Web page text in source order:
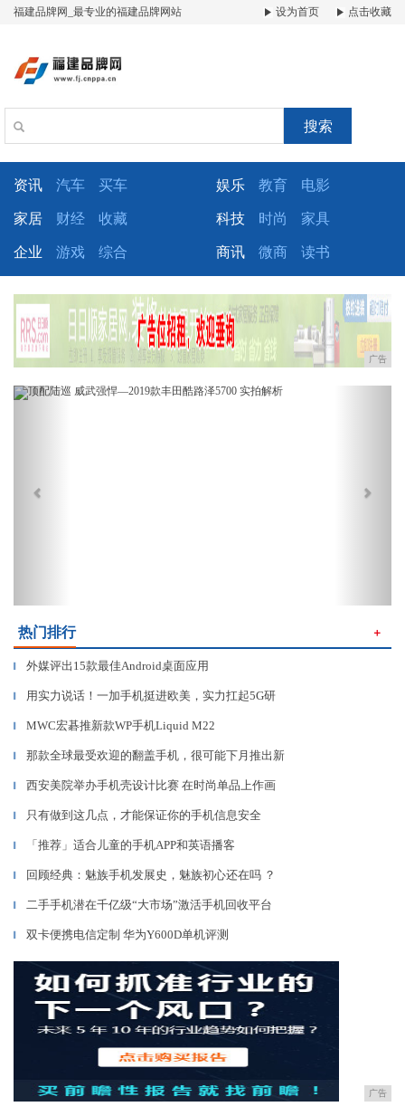
福建品牌网_最专业的福建品牌网站 设为首页 点击收藏
搜索
资讯 汽车 买车 娱乐 教育 电影
家居 财经 收藏 科技 时尚 家具
企业 游戏 综合 商讯 微商 读书
广告
Previous
热门排行 ＋
▎ 外媒评出15款最佳Android桌面应用
▎ 用实力说话！一加手机挺进欧美，实力扛起5G研
▎ MWC宏碁推新款WP手机Liquid M22
▎ 那款全球最受欢迎的翻盖手机，很可能下月推出新
▎ 西安美院举办手机壳设计比赛 在时尚单品上作画
▎ 只有做到这几点，才能保证你的手机信息安全
▎ 「推荐」适合儿童的手机APP和英语播客
▎ 回顾经典：魅族手机发展史，魅族初心还在吗 ？
▎ 二手手机潜在千亿级“大市场”激活手机回收平台
▎ 双卡便携电信定制 华为Y600D单机评测
广告